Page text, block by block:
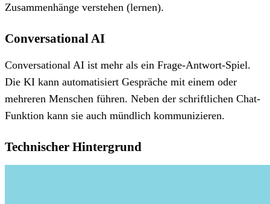
Zusammenhänge verstehen (lernen).
Conversational AI
Conversational AI ist mehr als ein Frage-Antwort-Spiel.
Die KI kann automatisiert Gespräche mit einem oder
mehreren Menschen führen. Neben der schriftlichen Chat-
Funktion kann sie auch mündlich kommunizieren.
Technischer Hintergrund